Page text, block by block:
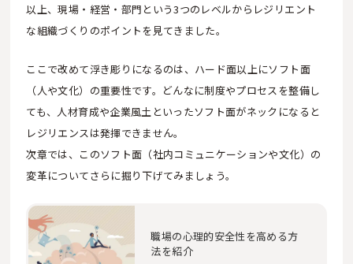
以上、現場・経営・部門という3つのレベルからレジリエント
な組織づくりのポイントを見てきました。
ここで改めて浮き彫りになるのは、ハード面以上にソフト面
（人や文化）の重要性です。どんなに制度やプロセスを整備し
ても、人材育成や企業風土といったソフト面がネックになると
レジリエンスは発揮できません。
次章では、このソフト面（社内コミュニケーションや文化）の
変革についてさらに掘り下げてみましょう。
職場の心理的安全性を高める方
法を紹介​